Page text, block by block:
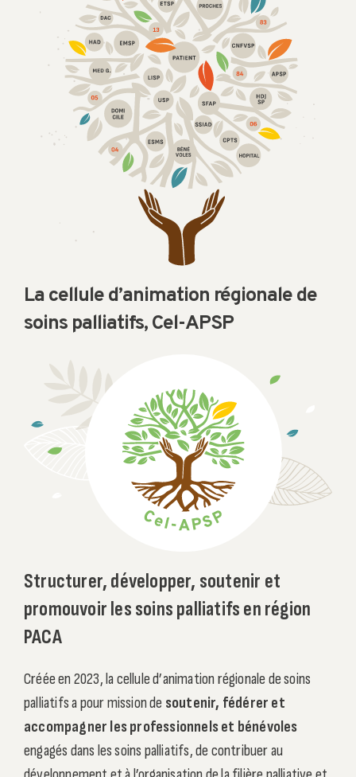
La cellule d’animation régionale de
soins palliatifs, Cel-APSP
Structurer, développer, soutenir et
promouvoir les soins palliatifs en région
PACA
Créée en 2023, la cellule d’animation régionale de soins
palliatifs a pour mission de soutenir, fédérer et
accompagner les professionnels et bénévoles
engagés dans les soins palliatifs, de contribuer au